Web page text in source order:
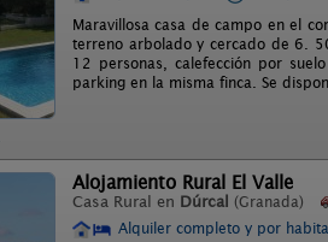
Maravillosa casa de campo en el
terreno arbolado y cercado de 6.
12 personas, calefección por
parking en la misma finca. Se
Alojamiento Rural El Valle
Casa Rural en Dúrcal (Granada)
Alquiler completo y por